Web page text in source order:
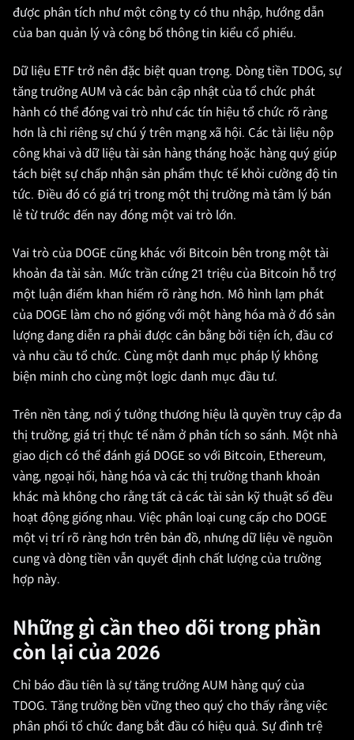
được phân tích như một công ty có thu nhập, hướng dẫn
của ban quản lý và công bố thông tin kiểu cổ phiếu.
Dữ liệu ETF trở nên đặc biệt quan trọng. Dòng tiền TDOG, sự
tăng trưởng AUM và các bản cập nhật của tổ chức phát
hành có thể đóng vai trò như các tín hiệu tổ chức rõ ràng
hơn là chỉ riêng sự chú ý trên mạng xã hội. Các tài liệu nộp
công khai và dữ liệu tài sản hàng tháng hoặc hàng quý giúp
tách biệt sự chấp nhận sản phẩm thực tế khỏi cường độ tin
tức. Điều đó có giá trị trong một thị trường mà tâm lý bán
lẻ từ trước đến nay đóng một vai trò lớn.
Vai trò của DOGE cũng khác với Bitcoin bên trong một tài
khoản đa tài sản. Mức trần cứng 21 triệu của Bitcoin hỗ trợ
một luận điểm khan hiếm rõ ràng hơn. Mô hình lạm phát
của DOGE làm cho nó giống với một hàng hóa mà ở đó sản
lượng đang diễn ra phải được cân bằng bởi tiện ích, đầu cơ
và nhu cầu tổ chức. Cùng một danh mục pháp lý không
biện minh cho cùng một logic danh mục đầu tư.
Trên nền tảng, nơi ý tưởng thương hiệu là quyền truy cập đa
thị trường, giá trị thực tế nằm ở phân tích so sánh. Một nhà
giao dịch có thể đánh giá DOGE so với Bitcoin, Ethereum,
vàng, ngoại hối, hàng hóa và các thị trường thanh khoản
khác mà không cho rằng tất cả các tài sản kỹ thuật số đều
hoạt động giống nhau. Việc phân loại cung cấp cho DOGE
một vị trí rõ ràng hơn trên bản đồ, nhưng dữ liệu về nguồn
cung và dòng tiền vẫn quyết định chất lượng của trường
hợp này.
Những gì cần theo dõi trong phần
còn lại của 2026
Chỉ báo đầu tiên là sự tăng trưởng AUM hàng quý của
TDOG. Tăng trưởng bền vững theo quý cho thấy rằng việc
phân phối tổ chức đang bắt đầu có hiệu quả. Sự đình trệ